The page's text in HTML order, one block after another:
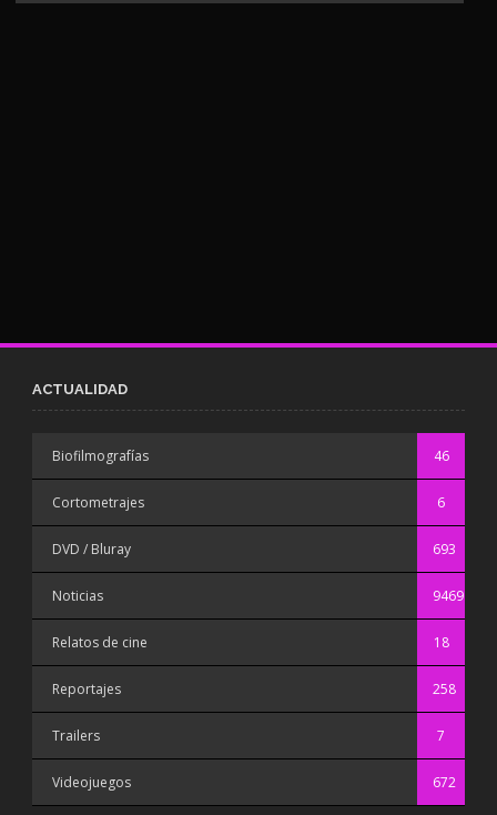
ACTUALIDAD
Biofilmografías 46
Cortometrajes 6
DVD / Bluray 693
Noticias 9469
Relatos de cine 18
Reportajes 258
Trailers 7
Videojuegos 672